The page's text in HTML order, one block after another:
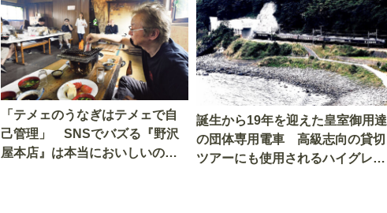
「テメェのうなぎはテメェで自
己管理」 SNSでバズる『野沢
屋本店』は本当においしいの
誕生から19年を迎えた皇室御用達
の団体専用電車 高級志向の貸切
ツアーにも使用されるハイグレー